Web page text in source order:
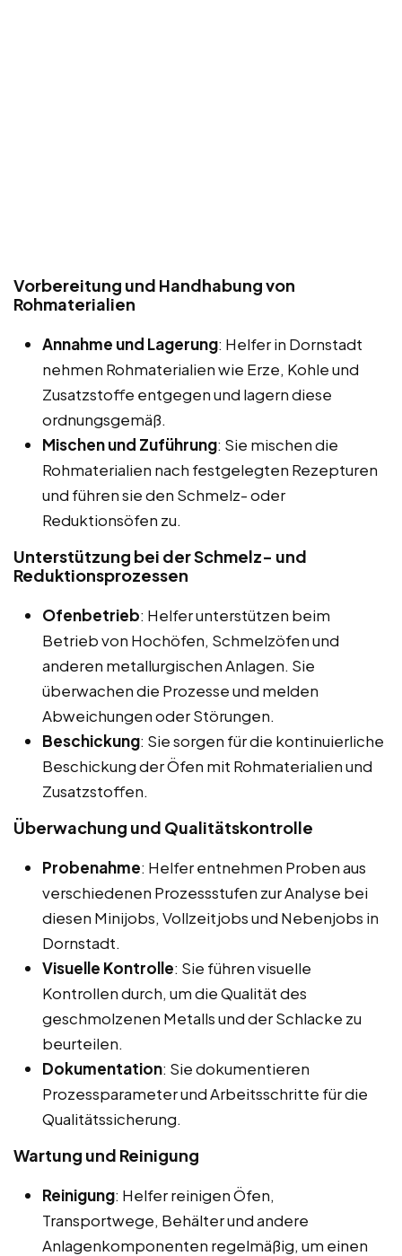
Vorbereitung und Handhabung von
Rohmaterialien
Annahme und Lagerung: Helfer in Dornstadt
nehmen Rohmaterialien wie Erze, Kohle und
Zusatzstoffe entgegen und lagern diese
ordnungsgemäß.
Mischen und Zuführung: Sie mischen die
Rohmaterialien nach festgelegten Rezepturen
und führen sie den Schmelz- oder
Reduktionsöfen zu.
Unterstützung bei der Schmelz- und
Reduktionsprozessen
Ofenbetrieb: Helfer unterstützen beim
Betrieb von Hochöfen, Schmelzöfen und
anderen metallurgischen Anlagen. Sie
überwachen die Prozesse und melden
Abweichungen oder Störungen.
Beschickung: Sie sorgen für die kontinuierliche
Beschickung der Öfen mit Rohmaterialien und
Zusatzstoffen.
Überwachung und Qualitätskontrolle
Probenahme: Helfer entnehmen Proben aus
verschiedenen Prozessstufen zur Analyse bei
diesen Minijobs, Vollzeitjobs und Nebenjobs in
Dornstadt.
Visuelle Kontrolle: Sie führen visuelle
Kontrollen durch, um die Qualität des
geschmolzenen Metalls und der Schlacke zu
beurteilen.
Dokumentation: Sie dokumentieren
Prozessparameter und Arbeitsschritte für die
Qualitätssicherung.
Wartung und Reinigung
Reinigung: Helfer reinigen Öfen,
Transportwege, Behälter und andere
Anlagenkomponenten regelmäßig, um einen